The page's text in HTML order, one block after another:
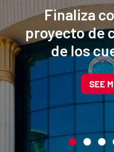
Finaliza
proyecto de
de los
seguridad
por el
de
SEE